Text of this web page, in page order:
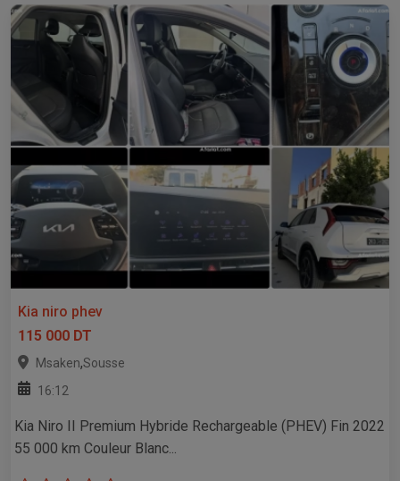
Kia niro phev
115 000 DT
Msaken,Sousse
16:12
Kia Niro II Premium Hybride Rechargeable (PHEV) Fin 2022
55 000 km Couleur Blanc...